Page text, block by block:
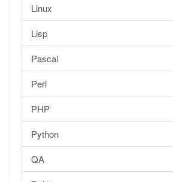
Linux
Lisp
Pascal
Perl
PHP
Python
QA